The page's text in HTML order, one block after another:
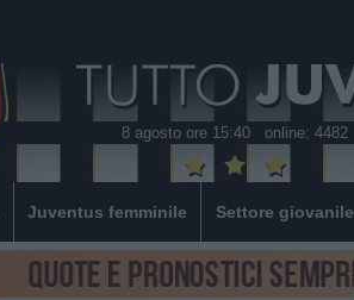
8 agosto ore 15:40 online: 4482
Juventus femminile Settore giovanile